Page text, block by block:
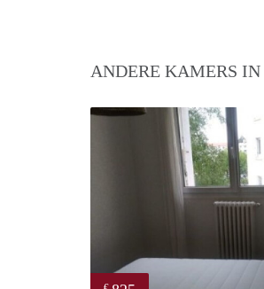
ANDERE KAMERS IN
€